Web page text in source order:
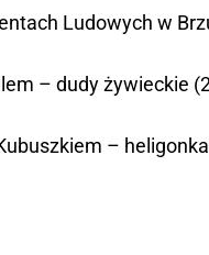
Ludowych w
– dudy żywieckie
–